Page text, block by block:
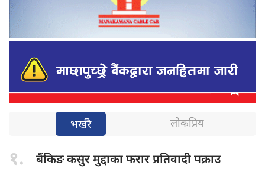
भर्खरै लोकप्रिय
१. बैंकिङ कसुरमुद्दाका फरार प्रतिवादी पक्राउ